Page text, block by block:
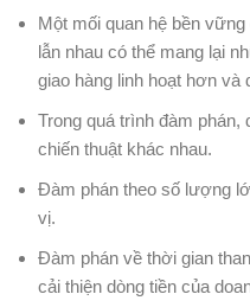
Một mối quan hệ bền
lẫn nhau có thể mang lại
giao hàng linh hoạt hơn và
Trong quá trình đàm phán,
chiến thuật khác nhau.
Đàm phán theo số lượng
vị.
Đàm phán về thời gian
cải thiện dòng tiền của